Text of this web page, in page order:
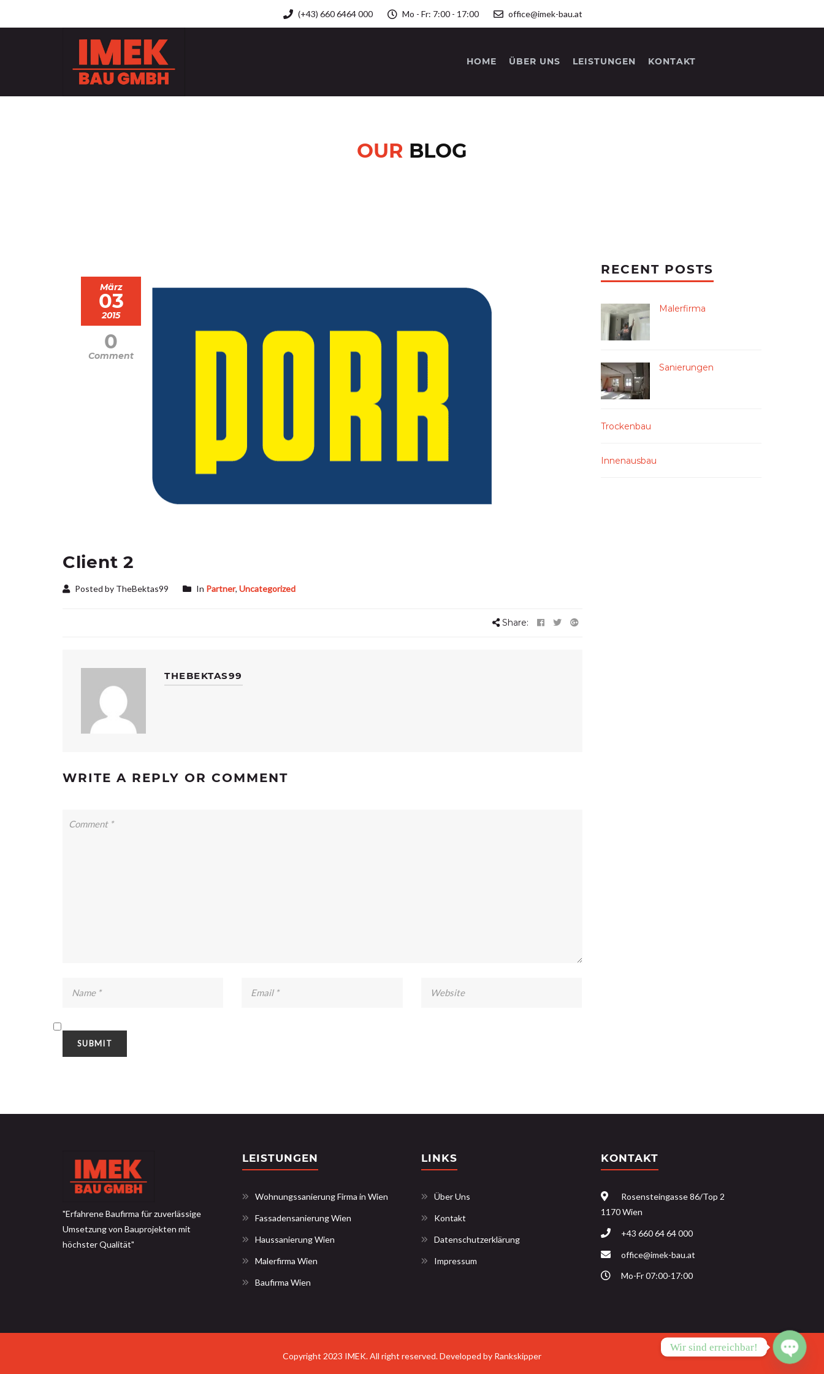
(+43) 660 6464 000 Mo - Fr: 7:00 - 17:00 office@imek-bau.at
HOME ÜBER UNS LEISTUNGEN KONTAKT
OUR BLOG
März
03
2015
0
Comment
Client 2
Posted by TheBektas99 In Partner, Uncategorized
Share:
THEBEKTAS99
WRITE A REPLY OR COMMENT
RECENT POSTS
Malerfirma
Sanierungen
Trockenbau
Innenausbau
"Erfahrene Baufirma für zuverlässige
Umsetzung von Bauprojekten mit
höchster Qualität"
LEISTUNGEN
Wohnungssanierung Firma in Wien
Fassadensanierung Wien
Haussanierung Wien
Malerfirma Wien
Baufirma Wien
LINKS
Über Uns
Kontakt
Datenschutzerklärung
Impressum
KONTAKT
Rosensteingasse 86/Top 2
1170 Wien
+43 660 64 64 000
office@imek-bau.at
Mo-Fr 07:00-17:00
Copyright 2023 IMEK. All right reserved.Developed by Rankskipper
Wir sind erreichbar!